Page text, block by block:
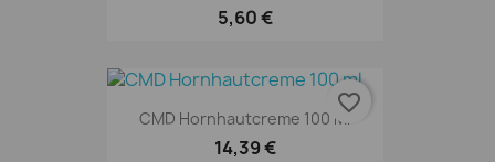
5,60 €
CMD Hornhautcreme 100 Ml
14,39 €
favorite_border